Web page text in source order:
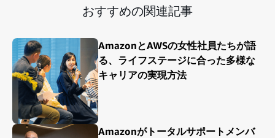
おすすめの関連記事
AmazonとAWSの女性社員たちが語
る、ライフステージに合った多様な
キャリアの実現方法
Amazonがトータルサポートメンバ